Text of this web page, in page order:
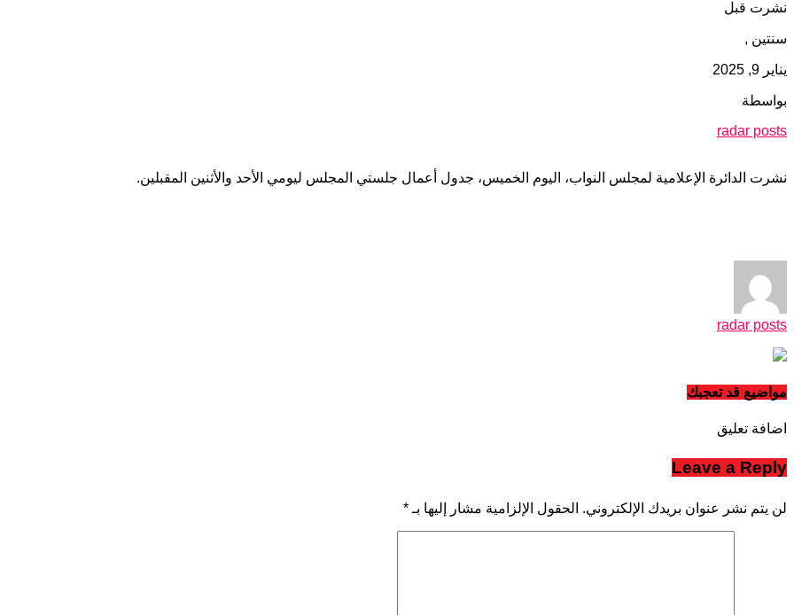
نشرت قبل
سنتين ,
يناير 9, 2025
بواسطة
radar posts
نشرت الدائرة الإعلامية لمجلس النواب، اليوم الخميس، جدول أعمال جلستي المجلس ليومي الأحد والأثنين المقبلين.
radar posts
مواضيع قد تعجبك
اضافة تعليق
Leave a Reply
لن يتم نشر عنوان بريدك الإلكتروني. الحقول الإلزامية مشار إليها بـ *